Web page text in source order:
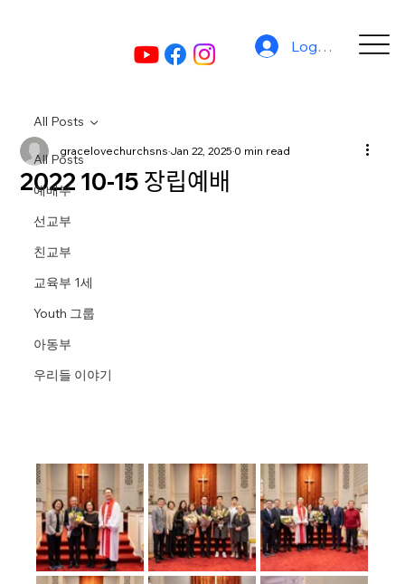
Log In
All Posts
예배부
선교부
친교부
교육부 1세
Youth 그룹
아동부
우리들 이야기
All Posts
2022 10-15 장립예배
gracelovechurchsnsJan 22, 20250 min read